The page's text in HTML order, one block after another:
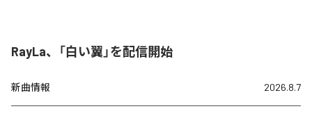
RayLa、「白い翼」を配信開始
新曲情報 2026.8.7